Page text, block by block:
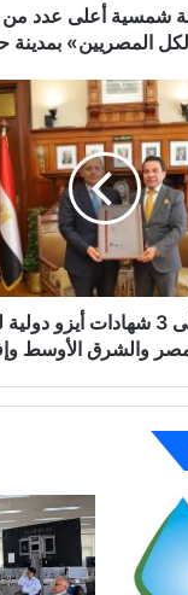
طاقة شمسية أعلى عدد
المصريين» بمدينة
بنك مصر يحصل على 3 شهادات
والشرق الأوسط